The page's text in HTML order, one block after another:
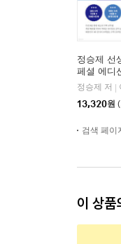
정승제 선
페셜 에디
정승제 저
13,320원
검색 페이
이 상품